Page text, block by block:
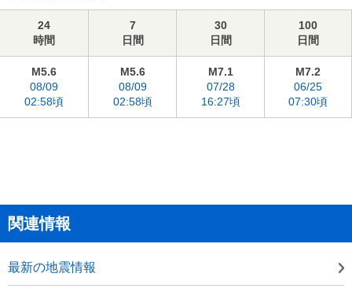
24
時間
7
日間
30
日間
100
日間
M5.6
08/09
02:58頃
M5.6
08/09
02:58頃
M7.1
07/28
16:27頃
M7.2
06/25
07:30頃
関連情報
最新の地震情報